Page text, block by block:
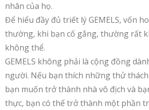
nhân của họ.
Để hiểu đầy đủ triết lý GEMELS, vốn
thường, khi bạn cố gắng, thường rất
không thể.
GEMELS không phải là cộng đồng
người. Nếu bạn thích những thử
bạn muốn trở thành nhà vô địch và
thực, bạn có thể trở thành một phần